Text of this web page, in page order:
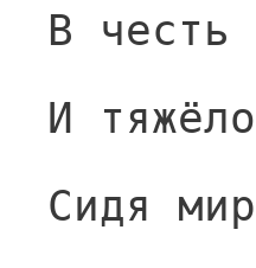
В честь
И
Сидя